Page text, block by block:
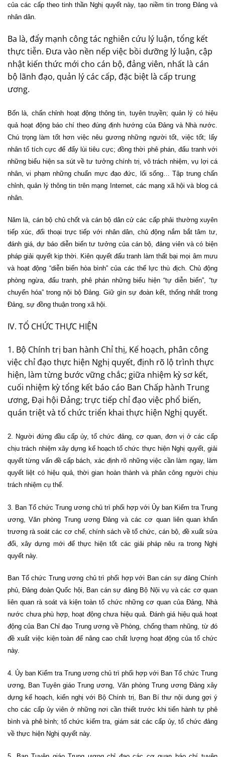
của các cấp theo tinh thần Nghị quyết này, tạo niềm tin trong Đảng và
nhân dân.
Ba là, đẩy mạnh công tác nghiên cứu lý luận, tổng kết
thực tiễn. Đưa vào nền nếp việc bồi dưỡng lý luận, cập
nhật kiến thức mới cho cán bộ, đảng viên, nhất là cán
bộ lãnh đạo, quản lý các cấp, đặc biệt là cấp trung
ương.
Bốn là, chấn chỉnh hoạt động thông tin, tuyên truyền; quản lý có hiệu
quả hoạt động báo chí theo đúng định hướng của Đảng và Nhà nước.
Chú trọng làm tốt hơn việc nêu gương những người tốt, việc tốt; lấy
nhân tố tích cực để đẩy lùi tiêu cực; đồng thời phê phán, đấu tranh với
những biểu hiện sa sút về tư tưởng chính trị, vô trách nhiệm, vụ lợi cá
nhân, vi phạm những chuẩn mực đạo đức, lối sống… Tập trung chấn
chỉnh, quản lý thông tin trên mạng Internet, các mạng xã hội và blog cá
nhân.
Năm là, cán bộ chủ chốt và cán bộ dân cử các cấp phải thường xuyên
tiếp xúc, đối thoại trực tiếp với nhân dân, chủ động nắm bắt tâm tư,
đánh giá, dự báo diễn biến tư tưởng của cán bộ, đảng viên và có biện
pháp giải quyết kịp thời. Kiên quyết đấu tranh làm thất bại mọi âm mưu
và hoạt động “diễn biến hòa bình” của các thế lực thù địch. Chủ động
phòng ngừa, đấu tranh, phê phán những biểu hiện “tự diễn biến”, “tự
chuyển hóa” trong nội bộ Đảng. Giữ gìn sự đoàn kết, thống nhất trong
Đảng, sự đồng thuận trong xã hội.
IV. TỔ CHỨC THỰC HIỆN
1. Bộ Chính trị ban hành Chỉ thị, Kế hoạch, phân công
việc chỉ đạo thực hiện Nghị quyết, định rõ lộ trình thực
hiện, làm từng bước vững chắc; giữa nhiệm kỳ sơ kết,
cuối nhiệm kỳ tổng kết báo cáo Ban Chấp hành Trung
ương, Đại hội Đảng; trực tiếp chỉ đạo việc phổ biến,
quán triệt và tổ chức triển khai thực hiện Nghị quyết.
2. Người đứng đầu cấp ủy, tổ chức đảng, cơ quan, đơn vị ở các cấp
chịu trách nhiệm xây dựng kế hoạch tổ chức thực hiện Nghị quyết, giải
quyết từng vấn đề cấp bách, xác định rõ những việc cần làm ngay, làm
quyết liệt có hiệu quả, thời gian hoàn thành và phân công người chịu
trách nhiệm cụ thể.
3. Ban Tổ chức Trung ương chủ trì phối hợp với Ủy ban Kiểm tra Trung
ương, Văn phòng Trung ương Đảng và các cơ quan liên quan khẩn
trương rà soát các cơ chế, chính sách về tổ chức, cán bộ, đề xuất sửa
đổi, xây dựng mới để thực hiện tốt các giải pháp nêu ra trong Nghị
quyết này.
Ban Tổ chức Trung ương chủ trì phối hợp với Ban cán sự đảng Chính
phủ, Đảng đoàn Quốc hội, Ban cán sự đảng Bộ Nội vụ và các cơ quan
liên quan rà soát và kiện toàn tổ chức những cơ quan của Đảng, Nhà
nước chưa phù hợp, hoạt động chưa hiệu quả. Đánh giá hiệu quả hoạt
động của Ban Chỉ đạo Trung ương về Phòng, chống tham nhũng, từ đó
đề xuất việc kiện toàn để nâng cao chất lượng hoạt động của tổ chức
này.
4. Ủy ban Kiểm tra Trung ương chủ trì phối hợp với Ban Tổ chức Trung
ương, Ban Tuyên giáo Trung ương, Văn phòng Trung ương Đảng xây
dựng kế hoạch, kiến nghị với Bộ Chính trị, Ban Bí thư nội dung gợi ý
cho các cấp ủy viên ở những nơi cần thiết trước khi tiến hành tự phê
bình và phê bình; tổ chức kiểm tra, giám sát các cấp ủy, tổ chức đảng
về thực hiện Nghị quyết này.